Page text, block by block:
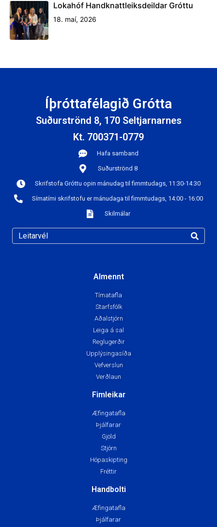
Lokahóf Handknattleiksdeildar Gróttu
18. maí, 2026
Íþróttafélagið Grótta
Suðurströnd 8, 170 Seltjarnarnes
Kt. 700371-0779
Hafa samband
Suðurströnd 8
Skrifstofa Gróttu opin mánudag til fimmtudags, 11:30-14:30
Símatími skrifstofu er mánudaga til fimmtudags, 14:00 - 16:00
Skilmálar
Almennt
Tímatafla
Starfsfólk
Aðalstjórn
Leiga á sal
Reglugerðir
Upplýsingasíða
Vefverslun
Verðlaun
Fimleikar
Æfingatafla
Þjálfarar
Gjöld
Stjórn
Hópaskipting
Fréttir
Handbolti
Æfingatafla
Þjálfarar